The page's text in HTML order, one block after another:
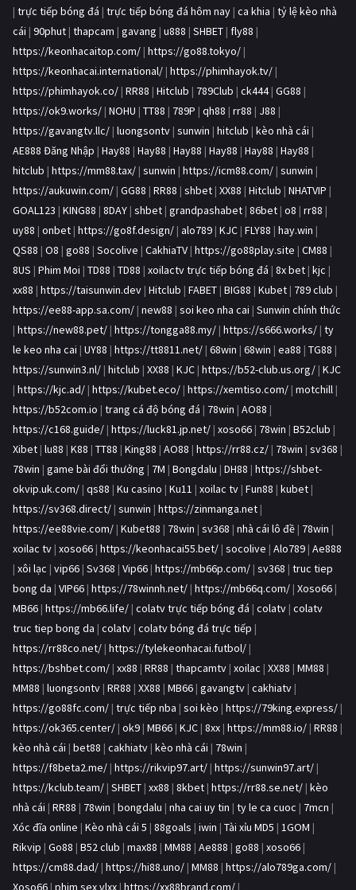
| trực tiếp bóng đá | trực tiếp bóng đá hôm nay | ca khia | tỷ lệ kèo nhà
cái | 90phut | thapcam | gavang | u888 | SHBET | fly88 |
https://keonhacaitop.com/ | https://go88.tokyo/ |
https://keonhacai.international/ | https://phimhayok.tv/ |
https://phimhayok.co/ | RR88 | Hitclub | 789Club | ck444| GG88 |
https://ok9.works/ | NOHU | TT88 | 789P | qh88 | rr88 | J88 |
https://gavangtv.llc/ | luongsontv | sunwin | hitclub | kèo nhà cái |
AE888 Đăng Nhập | Hay88 | Hay88 | Hay88 | Hay88 | Hay88 | Hay88 |
hitclub | https://mm88.tax/ | sunwin | https://icm88.com/ | sunwin |
https://aukuwin.com/ | GG88 | RR88 | shbet | XX88 | Hitclub | NHATVIP |
GOAL123 | KING88 | 8DAY | shbet | grandpashabet | 86bet | o8 | rr88 |
uy88 | onbet | https://go8f.design/ | alo789 | KJC | FLY88 | hay.win |
QS88 | O8 | go88 | Socolive | CakhiaTV | https://go88play.site | CM88 |
8US | Phim Moi | TD88 | TD88 | xoilactv trực tiếp bóng đá | 8x bet | kjc |
xx88 | https://taisunwin.dev | Hitclub | FABET | BIG88 | Kubet | 789 club |
https://ee88-app.sa.com/ | new88 | soi keo nha cai | Sunwin chính thức
| https://new88.pet/ | https://tongga88.my/ | https://s666.works/ | ty
le keo nha cai | UY88 | https://tt8811.net/ | 68win | 68win | ea88 | TG88 |
https://sunwin3.nl/ | hitclub | XX88 | KJC | https://b52-club.us.org/ | KJC
| https://kjc.ad/ | https://kubet.eco/ | https://xemtiso.com/ | motchill |
https://b52com.io | trang cá độ bóng đá | 78win | AO88 |
https://c168.guide/ | https://luck81.jp.net/ | xoso66 | 78win | B52club |
Xibet | lu88 | K88 | TT88 | King88 | AO88 | https://rr88.cz/ | 78win | sv368 |
78win | game bài đổi thưởng | 7M | Bongdalu | DH88 | https://shbet-
okvip.uk.com/ | qs88 | Ku casino | Ku11 | xoilac tv | Fun88 | kubet |
https://sv368.direct/ | sunwin | https://zinmanga.net |
https://ee88vie.com/ | Kubet88 | 78win | sv368 | nhà cái lô đề | 78win |
xoilac tv | xoso66 | https://keonhacai55.bet/ | socolive | Alo789 | Ae888
| xôi lạc | vip66 | Sv368 | Vip66 | https://mb66p.com/ | sv368 | truc tiep
bong da | VIP66 | https://78winnh.net/ | https://mb66q.com/ | Xoso66 |
MB66 | https://mb66.life/ | colatv trực tiếp bóng đá | colatv | colatv
truc tiep bong da | colatv | colatv bóng đá trực tiếp |
https://rr88co.net/ | https://tylekeonhacai.futbol/ |
https://bshbet.com/ | xx88 | RR88 | thapcamtv | xoilac | XX88 | MM88 |
MM88 | luongsontv | RR88 | XX88 | MB66 | gavangtv | cakhiatv |
https://go88fc.com/ | trực tiếp nba | soi kèo | https://79king.express/ |
https://ok365.center/ | ok9 | MB66 | KJC | 8xx | https://mm88.io/ | RR88 |
kèo nhà cái | bet88 | cakhiatv | kèo nhà cái | 78win |
https://f8beta2.me/ | https://rikvip97.art/ | https://sunwin97.art/ |
https://kclub.team/ | SHBET | xx88 | 8kbet | https://rr88.se.net/ | kèo
nhà cái | RR88 | 78win | bongdalu | nha cai uy tin | ty le ca cuoc | 7mcn |
Xóc đĩa online | Kèo nhà cái 5 | 88goals | iwin | Tài xỉu MD5 | 1GOM |
Rikvip | Go88 | B52 club | max88 | MM88 | Ae888 | go88 | xoso66 |
https://cm88.dad/ | https://hi88.uno/ | MM88 | https://alo789ga.com/ |
Xoso66 | phim sex vlxx | https://xx88brand.com/ |